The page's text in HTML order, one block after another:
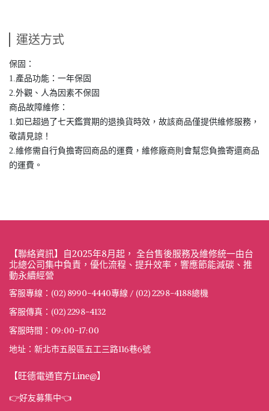
運送方式
保固：
1.產品功能：一年保固
2.外觀、人為因素不保固
商品故障維修：
1.如已超過了七天鑑賞期的退換貨時效，故該商品僅提供維修服務，
敬請見諒！
2.維修需自行負擔寄回商品的運費，維修廠商則會幫您負擔寄還商品
的運費。
【聯絡資訊】自2025年8月起， 全台售後服務及維修統一由台
北總公司集中負責，優化流程、提升效率，響應節能減碳、推
動永續經營
客服專線：(02) 8990-4440專線 / (02) 2298-4188總機
客服傳真：(02) 2298-4132
客服時間：09:00-17:00
地址：新北市五股區五工三路116巷6號
【旺德電通官方Line@】
👉好友募集中👈